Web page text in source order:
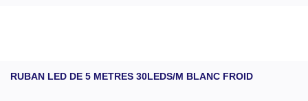
RUBAN LED DE 5 METRES 30LEDS/M BLANC FROID